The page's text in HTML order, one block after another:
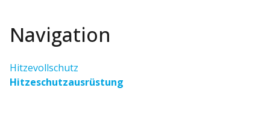
Navigation
Hitzevollschutz
Hitzeschutzausrüstung